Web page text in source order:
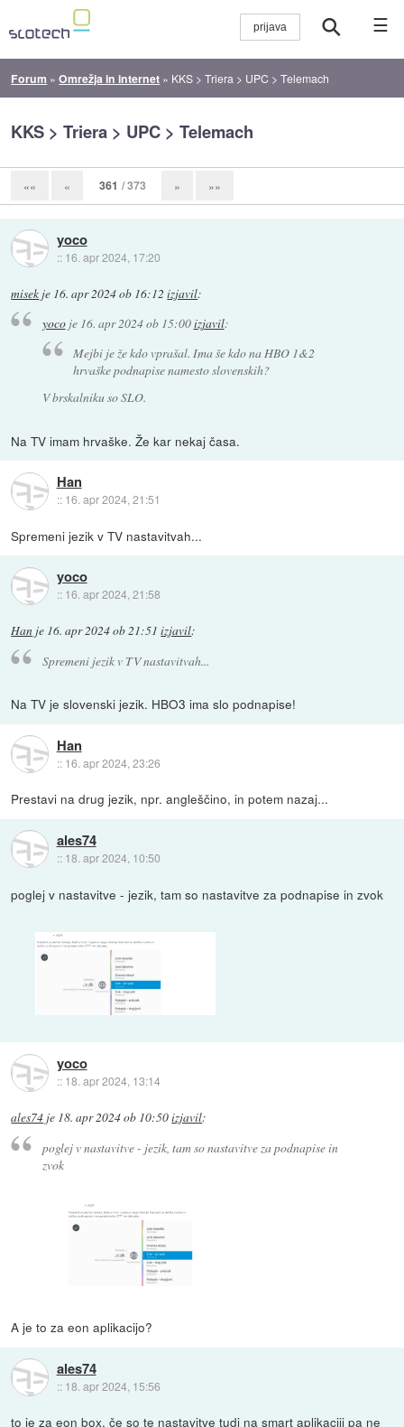
☰
Forum »Omrežja in internet » KKS > Triera > UPC > Telemach
KKS > Triera > UPC > Telemach
«« « 361 / 373 » »»
yoco
:: 16. apr 2024, 17:20
misek je 16. apr 2024 ob 16:12 izjavil:
yocoje 16. apr 2024 ob 15:00izjavil:
Mejbi je že kdo vprašal. Ima še kdo na HBO 1&2
hrvaške podnapise namesto slovenskih?
V brskalniku so SLO.
Na TV imam hrvaške. Že kar nekaj časa.
Han
:: 16. apr 2024, 21:51
Spremeni jezik v TV nastavitvah...
yoco
:: 16. apr 2024, 21:58
Han je 16. apr 2024 ob 21:51 izjavil:
Spremeni jezik v TV nastavitvah...
Na TV je slovenski jezik. HBO3 ima slo podnapise!
Han
:: 16. apr 2024, 23:26
Prestavi na drug jezik, npr. angleščino, in potem nazaj...
ales74
:: 18. apr 2024, 10:50
poglej v nastavitve - jezik, tam so nastavitve za podnapise in zvok
yoco
:: 18. apr 2024, 13:14
ales74 je 18. apr 2024 ob 10:50izjavil:
poglej v nastavitve - jezik, tam so nastavitve za podnapise in
zvok
A je to za eon aplikacijo?
ales74
:: 18. apr 2024, 15:56
to je za eon box. če so te nastavitve tudi na smart aplikaciji pa ne